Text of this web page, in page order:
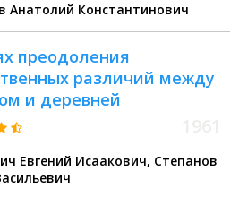
Анатолий Константинович
преодоления
различий между
и деревней
Исаакович, Степанов